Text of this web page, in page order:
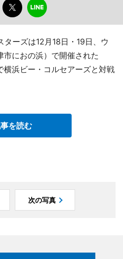
ターズは12月18日・19日、ウ
市におの浜）で開催された
浜ビー・コルセアーズと対戦
を読む
次の写真